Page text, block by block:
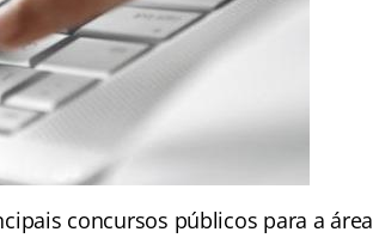
concursos públicos para a área